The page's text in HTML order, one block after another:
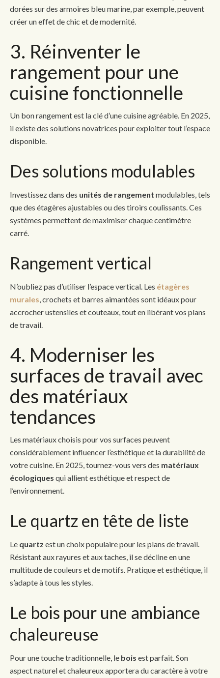
dorées sur des armoires bleu marine, par exemple, peuvent
créer un effet de chic et de modernité.
3. Réinventer le
rangement pour une
cuisine fonctionnelle
Un bon rangement est la clé d’une cuisine agréable. En 2025,
il existe des solutions novatrices pour exploiter tout l’espace
disponible.
Des solutions modulables
Investissez dans des unités de rangement modulables, tels
que des étagères ajustables ou des tiroirs coulissants. Ces
systèmes permettent de maximiser chaque centimètre
carré.
Rangement vertical
N’oubliez pas d’utiliser l’espace vertical. Les étagères
murales, crochets et barres aimantées sont idéaux pour
accrocher ustensiles et couteaux, tout en libérant vos plans
de travail.
4. Moderniser les
surfaces de travail avec
des matériaux
tendances
Les matériaux choisis pour vos surfaces peuvent
considérablement influencer l’esthétique et la durabilité de
votre cuisine. En 2025, tournez-vous vers des matériaux
écologiques qui allient esthétique et respect de
l’environnement.
Le quartz en tête de liste
Le quartz est un choix populaire pour les plans de travail.
Résistant aux rayures et aux taches, il se décline en une
multitude de couleurs et de motifs. Pratique et esthétique, il
s’adapte à tous les styles.
Le bois pour une ambiance
chaleureuse
Pour une touche traditionnelle, le bois est parfait. Son
aspect naturel et chaleureux apportera du caractère à votre